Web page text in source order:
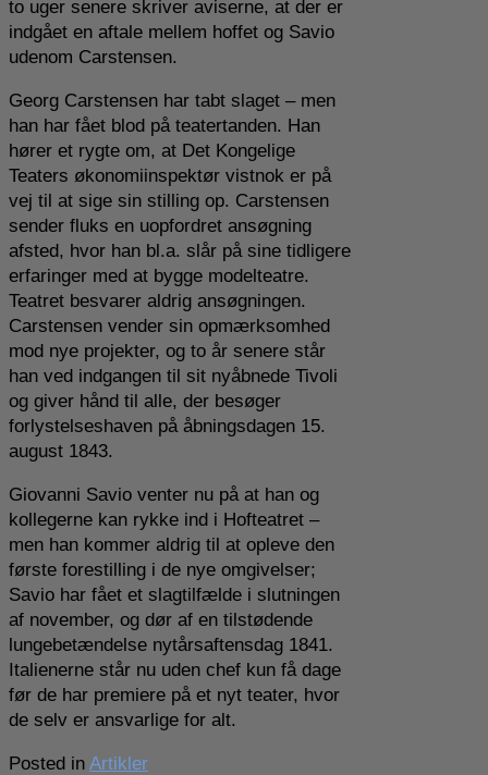
to uger senere skriver aviserne, at der er
indgået en aftale mellem hoffet og Savio
udenom Carstensen.
Georg Carstensen har tabt slaget – men
han har fået blod på teatertanden. Han
hører et rygte om, at Det Kongelige
Teaters økonomiinspektør vistnok er på
vej til at sige sin stilling op. Carstensen
sender fluks en uopfordret ansøgning
afsted, hvor han bl.a. slår på sine tidligere
erfaringer med at bygge modelteatre.
Teatret besvarer aldrig ansøgningen.
Carstensen vender sin opmærksomhed
mod nye projekter, og to år senere står
han ved indgangen til sit nyåbnede Tivoli
og giver hånd til alle, der besøger
forlystelseshaven på åbningsdagen 15.
august 1843.
Giovanni Savio venter nu på at han og
kollegerne kan rykke ind i Hofteatret –
men han kommer aldrig til at opleve den
første forestilling i de nye omgivelser;
Savio har fået et slagtilfælde i slutningen
af november, og dør af en tilstødende
lungebetændelse nytårsaftensdag 1841.
Italienerne står nu uden chef kun få dage
før de har premiere på et nyt teater, hvor
de selv er ansvarlige for alt.
Posted in Artikler